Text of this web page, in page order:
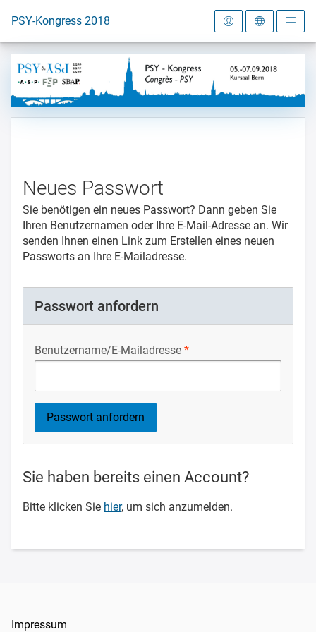
Zur Startseite
PSY-Kongress 2018
Neues Passwort
Sie benötigen ein neues Passwort? Dann geben Sie
Ihren Benutzernamen oder Ihre E-Mail-Adresse an. Wir
senden Ihnen einen Link zum Erstellen eines neuen
Passworts an Ihre E-Mailadresse.
Passwort anfordern
Benutzername/E-Mailadresse
Sie haben bereits einen Account?
Bitte klicken Sie hier, um sich anzumelden.
Impressum